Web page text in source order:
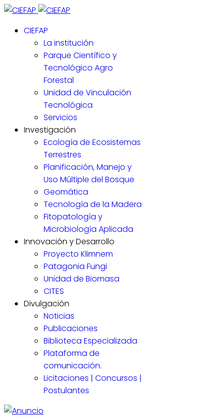
CIEFAP
La institución
Parque Científico y
Tecnológico Agro
Forestal
Unidad de Vinculación
Tecnológica
Servicios
Investigación
Ecología de Ecosistemas
Terrestres
Planificación, Manejo y
Uso Múltiple del Bosque
Geomática
Tecnología de la Madera
Fitopatología y
Microbiología Aplicada
Innovación y Desarrollo
Proyecto Klimnem
Patagonia Fungi
Unidad de Biomasa
CITES
Divulgación
Noticias
Publicaciones
Biblioteca Especializada
Plataforma de
comunicación.
Licitaciones | Concursos |
Postulantes